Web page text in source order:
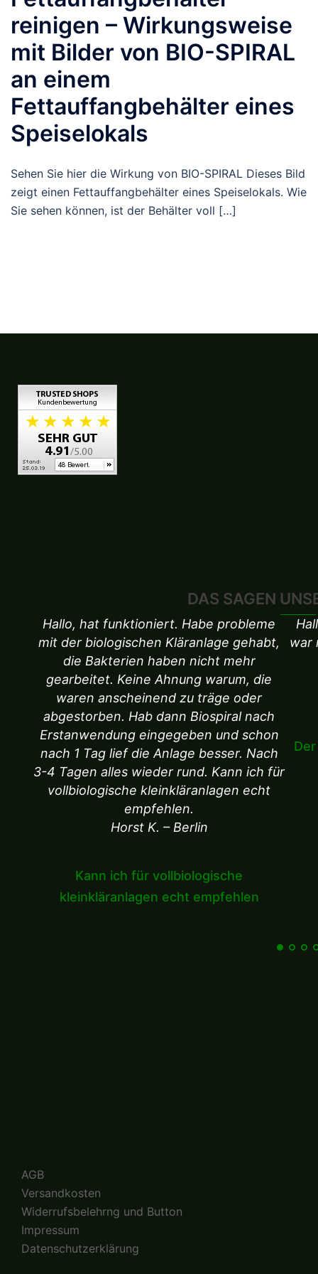
reinigen – Wirkungsweise
mit Bilder von BIO-SPIRAL
an einem
Fettauffangbehälter eines
Speiselokals
Sehen Sie hier die Wirkung von BIO-SPIRAL Dieses Bild
zeigt einen Fettauffangbehälter eines Speiselokals. Wie
Sie sehen können, ist der Behälter voll […]
DAS SAGEN
Hallo, hat funktioniert. Habe probleme
mit der biologischen Kläranlage gehabt,
die Bakterien haben nicht mehr
gearbeitet. Keine Ahnung warum, die
waren anscheinend zu träge oder
abgestorben. Hab dann Biospiral nach
Erstanwendung eingegeben und schon
nach 1 Tag lief die Anlage besser. Nach
3-4 Tagen alles wieder rund. Kann ich für
vollbiologische kleinkläranlagen echt
empfehlen.
Horst K. – Berlin
Kann ich für vollbiologische
kleinkläranlagen echt empfehlen
war
AGB
Versandkosten
Widerrufsbelehrng und Button
Impressum
Datenschutzerklärung